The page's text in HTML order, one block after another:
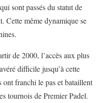
sont passés du statut de
Cette même dynamique se
de 2000, l’accès aux plus
difficile jusqu’à cette
ont franchi le pas et bataillent
tournois de Premier Padel.